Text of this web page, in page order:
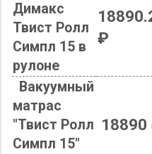
Димакс
Твист Ролл
Симпл 15 в
рулоне
₽
Вакуумный
матрас
"Твист Ролл
Симпл 15"
18890